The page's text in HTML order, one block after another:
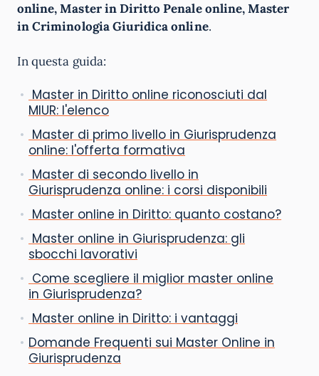
online,Master in Diritto Penale online,Master
in Criminologia Giuridica online.
In questa guida:
Master in Diritto online riconosciuti dal
MIUR: l'elenco
Master di primo livello in Giurisprudenza
online: l'offerta formativa
Master di secondo livello in
Giurisprudenza online: i corsi disponibili
Master online in Diritto: quanto costano?
Master online in Giurisprudenza: gli
sbocchi lavorativi
Come scegliere il miglior master online
in Giurisprudenza?
Master online in Diritto: i vantaggi
Domande Frequenti sui Master Online in
Giurisprudenza